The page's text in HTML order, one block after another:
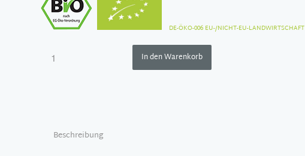
DE-ÖKO-006 EU-/NICHT-EU-LANDWIRTSCHAFT
In den Warenkorb
Beschreibung